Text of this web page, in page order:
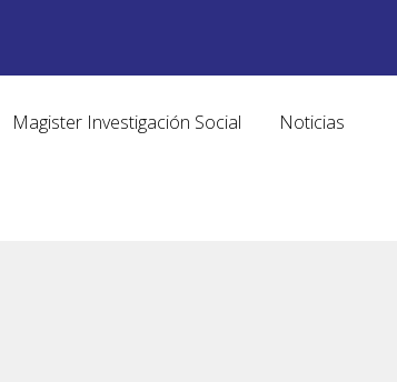
Magister Investigación Social Noticias